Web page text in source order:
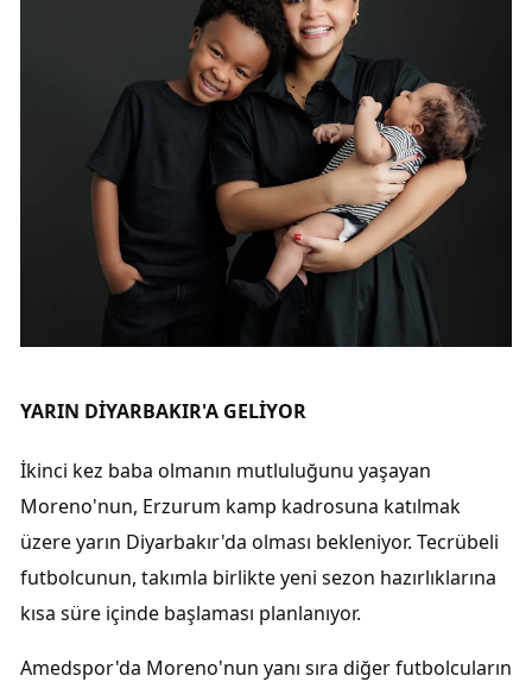
YARIN DİYARBAKIR'A GELİYOR
İkinci kez baba olmanın mutluluğunu yaşayan
Moreno'nun, Erzurum kamp kadrosuna katılmak
üzere yarın Diyarbakır'da olması bekleniyor. Tecrübeli
futbolcunun, takımla birlikte yeni sezon hazırlıklarına
kısa süre içinde başlaması planlanıyor.
Amedspor'da Moreno'nun yanı sıra diğer futbolcuların